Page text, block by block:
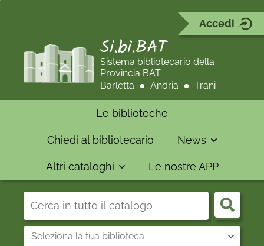
Accedi
Si.bi.BAT
Sistema bibliotecario della
Provincia BAT
Barletta
Andria Trani
Le biblioteche
Chiedi al bibliotecario News
Altri cataloghi Le nostre APP
Cerca su "Catalogo"
Cerca
Seleziona